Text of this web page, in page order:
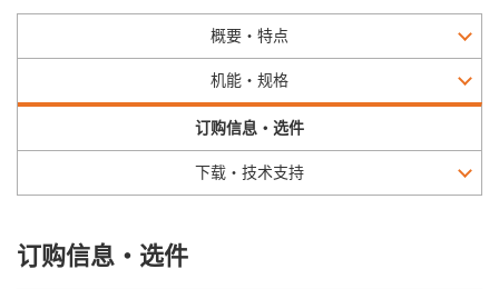
概要・特点
机能・规格
订购信息・选件
下载・技术支持
订购信息・选件